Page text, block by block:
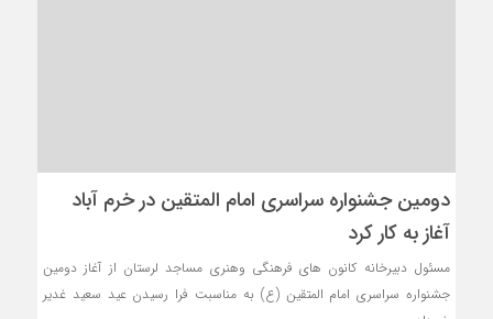
دومین جشنواره سراسری امام المتقین در خرم آباد
آغاز به کار کرد
مسئول دبیرخانه کانون های فرهنگی وهنری مساجد لرستان از آغاز دومین
جشنواره سراسری امام المتقین (ع) به مناسبت فرا رسیدن عید سعید غدیر